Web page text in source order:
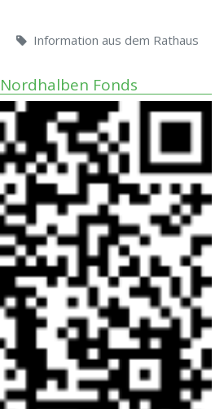
Information aus dem Rathaus
Fonds